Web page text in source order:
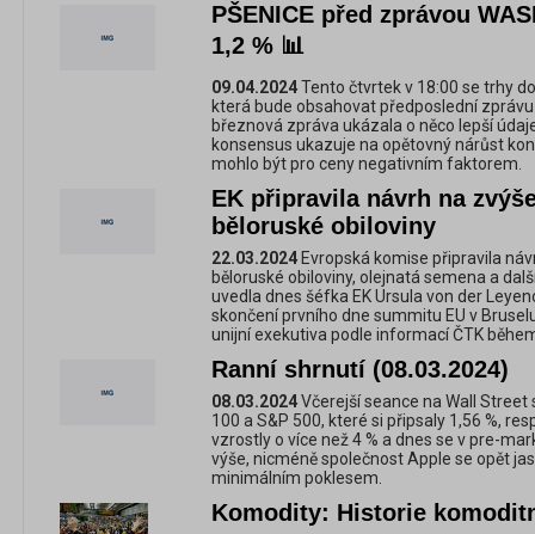
PŠENICE před zprávou
1,2 % 📊
09.04.2024Tento čtvrtek v 18:00 se trhy
která bude obsahovat předposlední
březnová zpráva ukázala o něco lepší
konsensus ukazuje na opětovný nárůst
mohlo být pro ceny negativním faktorem.
EK připravila návrh na
běloruské obiloviny
22.03.2024 Evropská komise připravila
běloruské obiloviny, olejnatá semena a
uvedla dnes šéfka EK Ursula von der
skončení prvního dne summitu EU v
unijní exekutiva podle informací ČTK
Ranní shrnutí (08.03.2024)
08.03.2024Včerejší seance na Wall
100 a S&P 500, které si připsaly 1,56 %,
vzrostly o více než 4 % a dnes se v pre-
výše, nicméně společnost Apple se opět
minimálním poklesem.
Komodity: Historie